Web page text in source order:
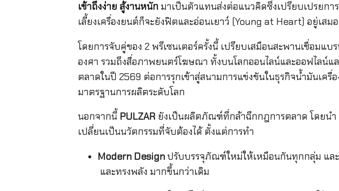
เข้าถึงง่าย สู้งานหนัก มาเป็นตัวแทนส่งต่อแนวคิดซึ่งเปรียบเปรยกา
เลี้ยงเครื่องยนต์ก็จะยังฟิตและอ่อนเยาว์ (Young at Heart) อยู่เส
โดยการจับคู่ของ 2 พรีเซนเตอร์ครั้งนี้ เปรียบเสมือนสะพานเชื่อมแ
องศา รวมถึงสื่อภาพยนตร์โฆษณา ทั้งบนโลกออนไลน์และออฟไลน์
ตลาดในปี 2569 ต่อการรุกเข้าสู่สนามการแข่งขันในธุรกิจน้ำมันเครื่
มาตรฐานการผลิตระดับโลก
นอกจากนี้ PULZAR ยังเป็นผลิตภัณฑ์ที่กล้าฉีกกฎการตลาด โดยนำ
เปลี่ยนเป็นนวัตกรรมที่จับต้องได้ ตั้งแต่การทำ
Modern Design ปรับบรรจุภัณฑ์ใหม่ให้เหมือนกันทุกกลุ่ม และ
และทรงพลัง มากขึ้นกว่าเดิม